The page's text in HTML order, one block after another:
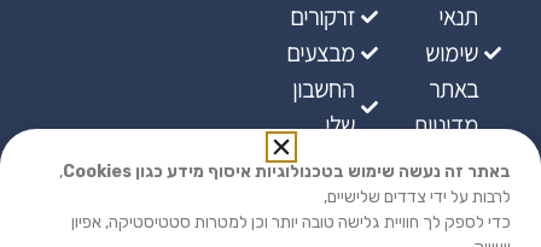
זרקורים
מבצעים
החשבון
שלי
תנאי
שימוש
באתר
מדיניות
ביטולים
מדיניות
אספקת
באתר זה נעשה שימוש בטכנולוגיות איסוף מידע כגון Cookies
,
לרבות על ידי צדדים שלישיים,
כדי לספק לך חוויית גלישה טובה יותר וכן למטרות סטטיסטיקה, אפיון